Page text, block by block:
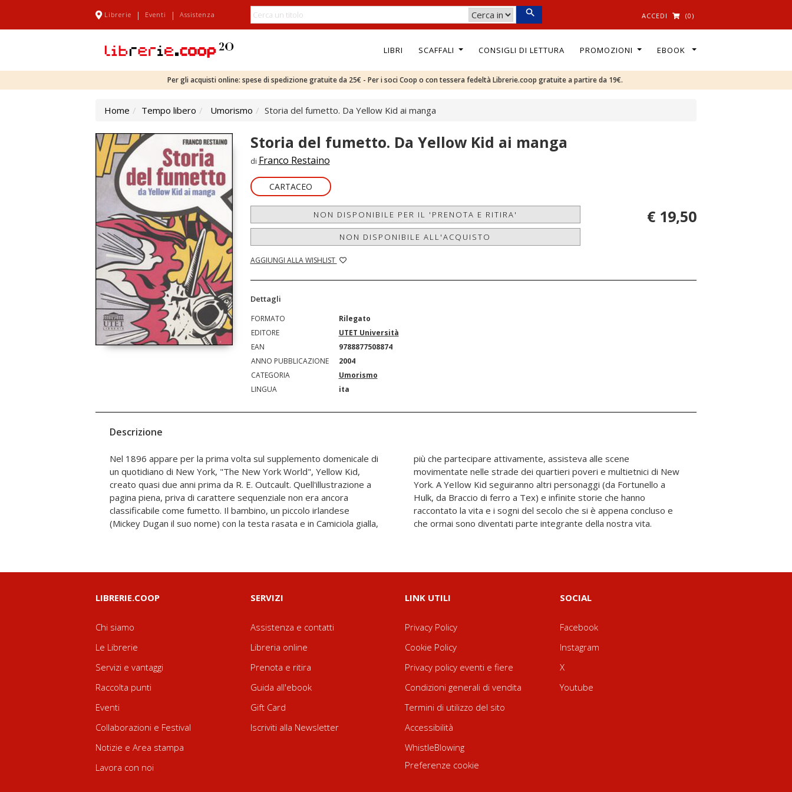
Librerie | Eventi | Assistenza ACCEDI (0)
LIBRI SCAFFALI CONSIGLI DI LETTURA PROMOZIONI EBOOK
Per gli acquisti online: spese di spedizione gratuite da 25€ - Per i soci Coop o con tessera fedeltà Librerie.coop gratuite a partire da 19€.
Home Tempo libero Umorismo Storia del fumetto. Da Yellow Kid ai manga
Storia del fumetto. Da Yellow Kid ai manga
di Franco Restaino
CARTACEO
NON DISPONIBILE PER IL 'PRENOTA E RITIRA'
NON DISPONIBILE ALL'ACQUISTO
AGGIUNGI ALLA WISHLIST
€ 19,50
Dettagli
FORMATO
Rilegato
EDITORE
UTET Università
EAN
9788877508874
ANNO PUBBLICAZIONE
2004
CATEGORIA
Umorismo
LINGUA
ita
Descrizione
Nel 1896 appare per la prima volta sul supplemento domenicale di
un quotidiano di New York, "The New York World", Yellow Kid,
creato quasi due anni prima da R. E. Outcault. Quell'illustrazione a
pagina piena, priva di carattere sequenziale non era ancora
classificabile come fumetto. Il bambino, un piccolo irlandese
(Mickey Dugan il suo nome) con la testa rasata e in Camiciola gialla,
più che partecipare attivamente, assisteva alle scene
movimentate nelle strade dei quartieri poveri e multietnici di New
York. A YeIlow Kid seguiranno altri personaggi (da Fortunello a
Hulk, da Braccio di ferro a Tex) e infinite storie che hanno
raccontato la vita e i sogni del secolo che si è appena concluso e
che ormai sono diventati parte integrante della nostra vita.
LIBRERIE.COOP
Chi siamo
Le Librerie
Servizi e vantaggi
Raccolta punti
Eventi
Collaborazioni e Festival
Notizie e Area stampa
Lavora con noi
SERVIZI
Assistenza e contatti
Libreria online
Prenota e ritira
Guida all'ebook
Gift Card
Iscriviti alla Newsletter
LINK UTILI
Privacy Policy
Cookie Policy
Privacy policy eventi e fiere
Condizioni generali di vendita
Termini di utilizzo del sito
Accessibilità
WhistleBlowing
Preferenze cookie
SOCIAL
Facebook
Instagram
X
Youtube